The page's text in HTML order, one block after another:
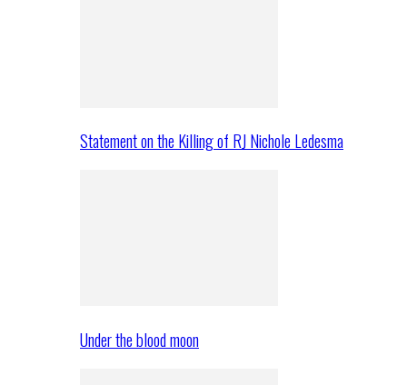
Statement on the Killing of RJ Nichole Ledesma
Under the blood moon